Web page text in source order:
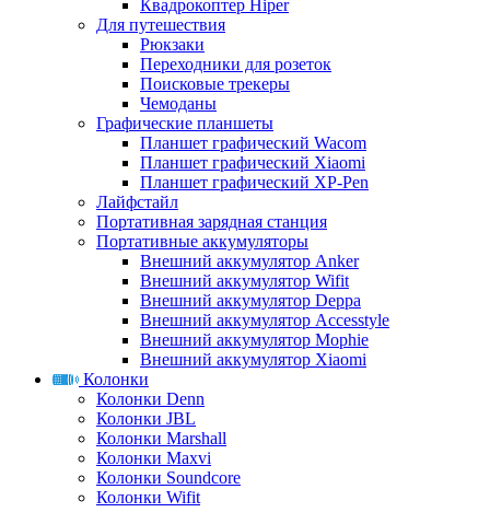
Квадрокоптер Hiper
Для путешествия
Рюкзаки
Переходники для розеток
Поисковые трекеры
Чемоданы
Графические планшеты
Планшет графический Wacom
Планшет графический Xiaomi
Планшет графический XP-Pen
Лайфстайл
Портативная зарядная станция
Портативные аккумуляторы
Внешний аккумулятор Anker
Внешний аккумулятор Wifit
Внешний аккумулятор Deppa
Внешний аккумулятор Accesstyle
Внешний аккумулятор Mophie
Внешний аккумулятор Xiaomi
Колонки
Колонки Denn
Колонки JBL
Колонки Marshall
Колонки Maxvi
Колонки Soundcore
Колонки Wifit